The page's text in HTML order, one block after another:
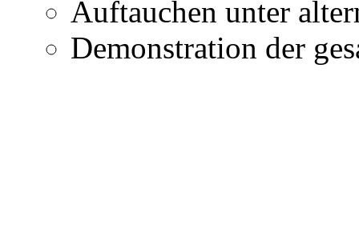
Auftauchen unter
Demonstration der